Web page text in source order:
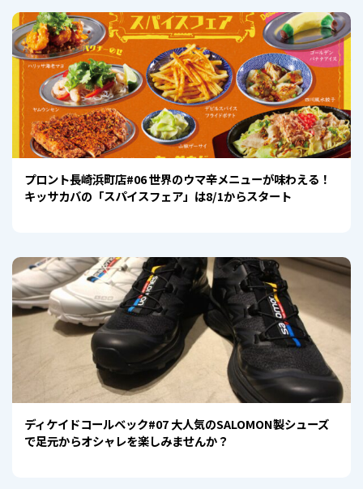
プロント長崎浜町店#06 世界のウマ辛メニューが味わえる！
キッサカバの「スパイスフェア」は8/1からスタート
ディケイドコールベック#07 大人気のSALOMON製シューズ
で足元からオシャレを楽しみませんか？